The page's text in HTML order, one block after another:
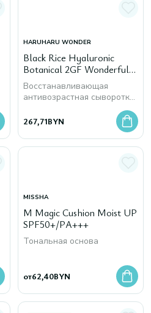
HARUHARU WONDER
Black Rice Hyaluronic
Botanical 2GF Wonderful
Ampoule, 30 мл
Восстанавливающая
антивозрастная сыворотка
чёрного риса и
гиалуроновой кислотой
267,71BYN
MISSHA
M Magic Cushion Moist UP
SPF50+/PA+++
Тональная основа
от62,40BYN